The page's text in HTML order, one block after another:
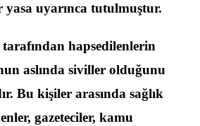
yasa uyarınca tutulmuştur.
hapsedilenlerin
aslında siviller olduğunu
Bu kişiler arasında sağlık
gazeteciler, kamu